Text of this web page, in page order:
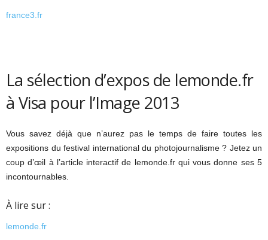
france3.fr
La sélection d’expos de lemonde.fr
à Visa pour l’Image 2013
Vous savez déjà que n’aurez pas le temps de faire toutes les
expositions du festival international du photojournalisme ? Jetez un
coup d’œil à l’article interactif de lemonde.fr qui vous donne ses 5
incontournables.
À lire sur :
lemonde.fr